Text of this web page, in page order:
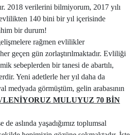
2018 verilerini bilmiyorum, 2017 yılı
140 bini bir yıl içerisinde
bir durum!
rağmen evlilikler
geçen gün zorlaştırılmaktadır. Evliliği
sebeplerden bir tanesi de abartılı,
Yeni adetlerle her yıl daha da
medyada görmüştüm, gelin arabasının
MULUYUZ 70 BİN
aslında yaşadığımız toplumsal